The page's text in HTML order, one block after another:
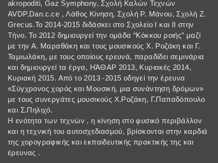
akropoditi, Gaz Symphony, Σχολή Καλών Τεχνών
AVDP,Dan.c.ce , Λάθος Κίνηση, Σχολή Ρ. Μάνου, Σχολή Ζ.
Grecus.Το 2014-2015 διδάσκει στο Σχολείο Ι και ΙΙ στην
Τήνο. Το 2012 δημιουργεί την ομάδα “Κόκκου ροιής” μαζί
με την Α. Μαραθάκη και τους μουσικούς Χ. Ροζάκη και Γ.
Ταμιωλάκη, με τους οποίους ερευνά, παραδίδει σεμινάρια
και δημιουργεί τα έργα, HΆΘΑΡ 2013, Κυριακές 2014,
Κυριακή 2015. Από το 2013 -2015 οδηγεί την έρευνα
«Σύγχρονος χορός και Μουσική, μια συνάντηση δρόμων»
με τους συνεργάτες μουσικούς Χ.Ροζάκη, Γ.Παπαδόπουλο
και Σ.Πηλιχό.
Η ενότητα των τεχνών , η κίνηση στο φυσικό περιβάλλον
και η τεχνική του αυτοσχεδιασμού, βρίσκονται στην καρδιά
της χορογραφικής και εκπαιδευτικής πρακτικής της και
έρευνας .